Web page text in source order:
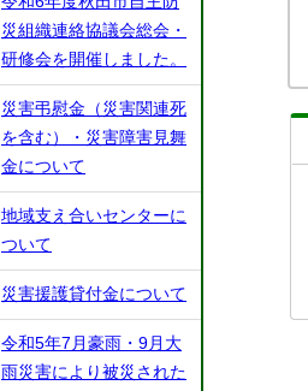
災組織連絡協議会総会・
研修会を開催しました。
災害弔慰金（災害関連死
を含む）・災害障害見舞
金について
地域支え合いセンターに
ついて
災害援護貸付金について
令和5年7月豪雨・9月大
雨災害により被災された